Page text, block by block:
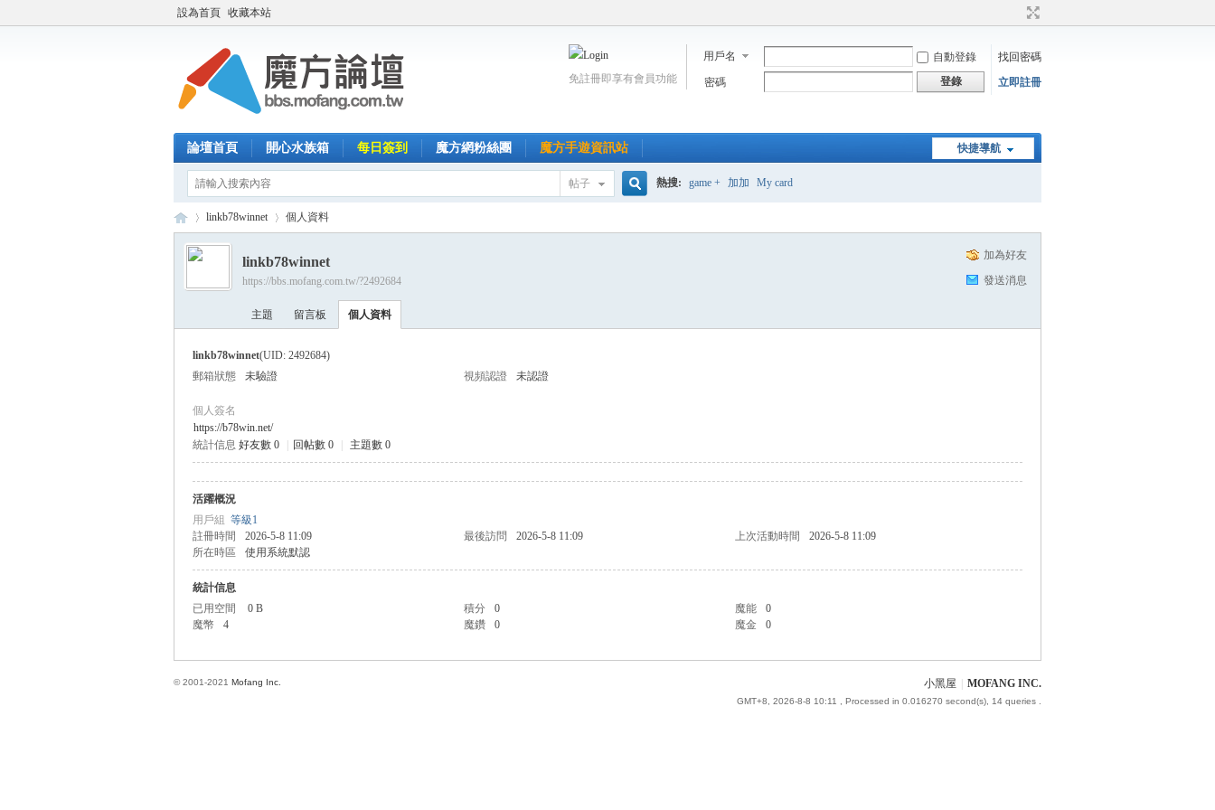
設為首頁 收藏本站
用戶名 自動登錄
找回密碼
密碼
登錄 立即註冊
免註冊即享有會員功能
快捷導航
論壇首頁 開心水族箱 每日簽到 魔方網粉絲團 魔方手遊資訊站
帖子 熱搜: game + 加加 My card
›
linkb78winnet 個人資料
加為好友
發送消息
linkb78winnet
https://bbs.mofang.com.tw/?2492684
主題 留言板 個人資料
linkb78winnet(UID: 2492684)
郵箱狀態
未驗證 視頻認證 未認證
個人簽名
https://b78win.net/
統計信息 好友數 0 回帖數 0 主題數 0
活躍概況
用戶組 等級1
註冊時間
2026-5-8 11:09 最後訪問 2026-5-8 11:09 上次活動時間
2026-5-8 11:09
所在時區
使用系統默認
統計信息
已用空間
0 B 積分 0 魔能
0
魔幣
4 魔鑽 0 魔金 0
小黑屋 MOFANG INC.
GMT+8, 2026-8-8 10:11 , Processed in 0.016270 second(s), 14 queries .
© 2001-2021 Mofang Inc.